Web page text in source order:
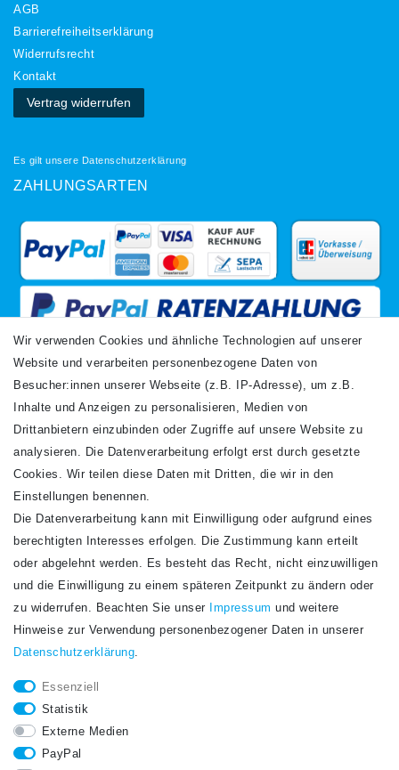
AGB
Barrierefreiheitserklärung
Widerrufs­recht
Kontakt
Vertrag widerrufen
Es gilt unsere Datenschutzerklärung
ZAHLUNGSARTEN
VERSANDARTEN
Newsletter
Honig
Hiermit bestätige ich, dass ich dieDaten­schutz­erklärunggelesen habe. Meine
STAY CONNECTED.
Wir verwenden Cookies und ähnliche Technologien auf unserer
Website und verarbeiten personenbezogene Daten von
Besucher:innen unserer Webseite (z.B. IP-Adresse), um z.B.
Inhalte und Anzeigen zu personalisieren, Medien von
Drittanbietern einzubinden oder Zugriffe auf unsere Website zu
analysieren. Die Datenverarbeitung erfolgt erst durch gesetzte
Cookies. Wir teilen diese Daten mit Dritten, die wir in den
Einstellungen benennen.
Die Datenverarbeitung kann mit Einwilligung oder aufgrund eines
berechtigten Interesses erfolgen. Die Zustimmung kann erteilt
oder abgelehnt werden. Es besteht das Recht, nicht einzuwilligen
und die Einwilligung zu einem späteren Zeitpunkt zu ändern oder
zu widerrufen. Beachten Sie unser
Impressum und weitere
Hinweise zur Verwendung personenbezogener Daten in unserer
Daten­schutz­erklärung.
Essenziell
Statistik
Externe Medien
PayPal